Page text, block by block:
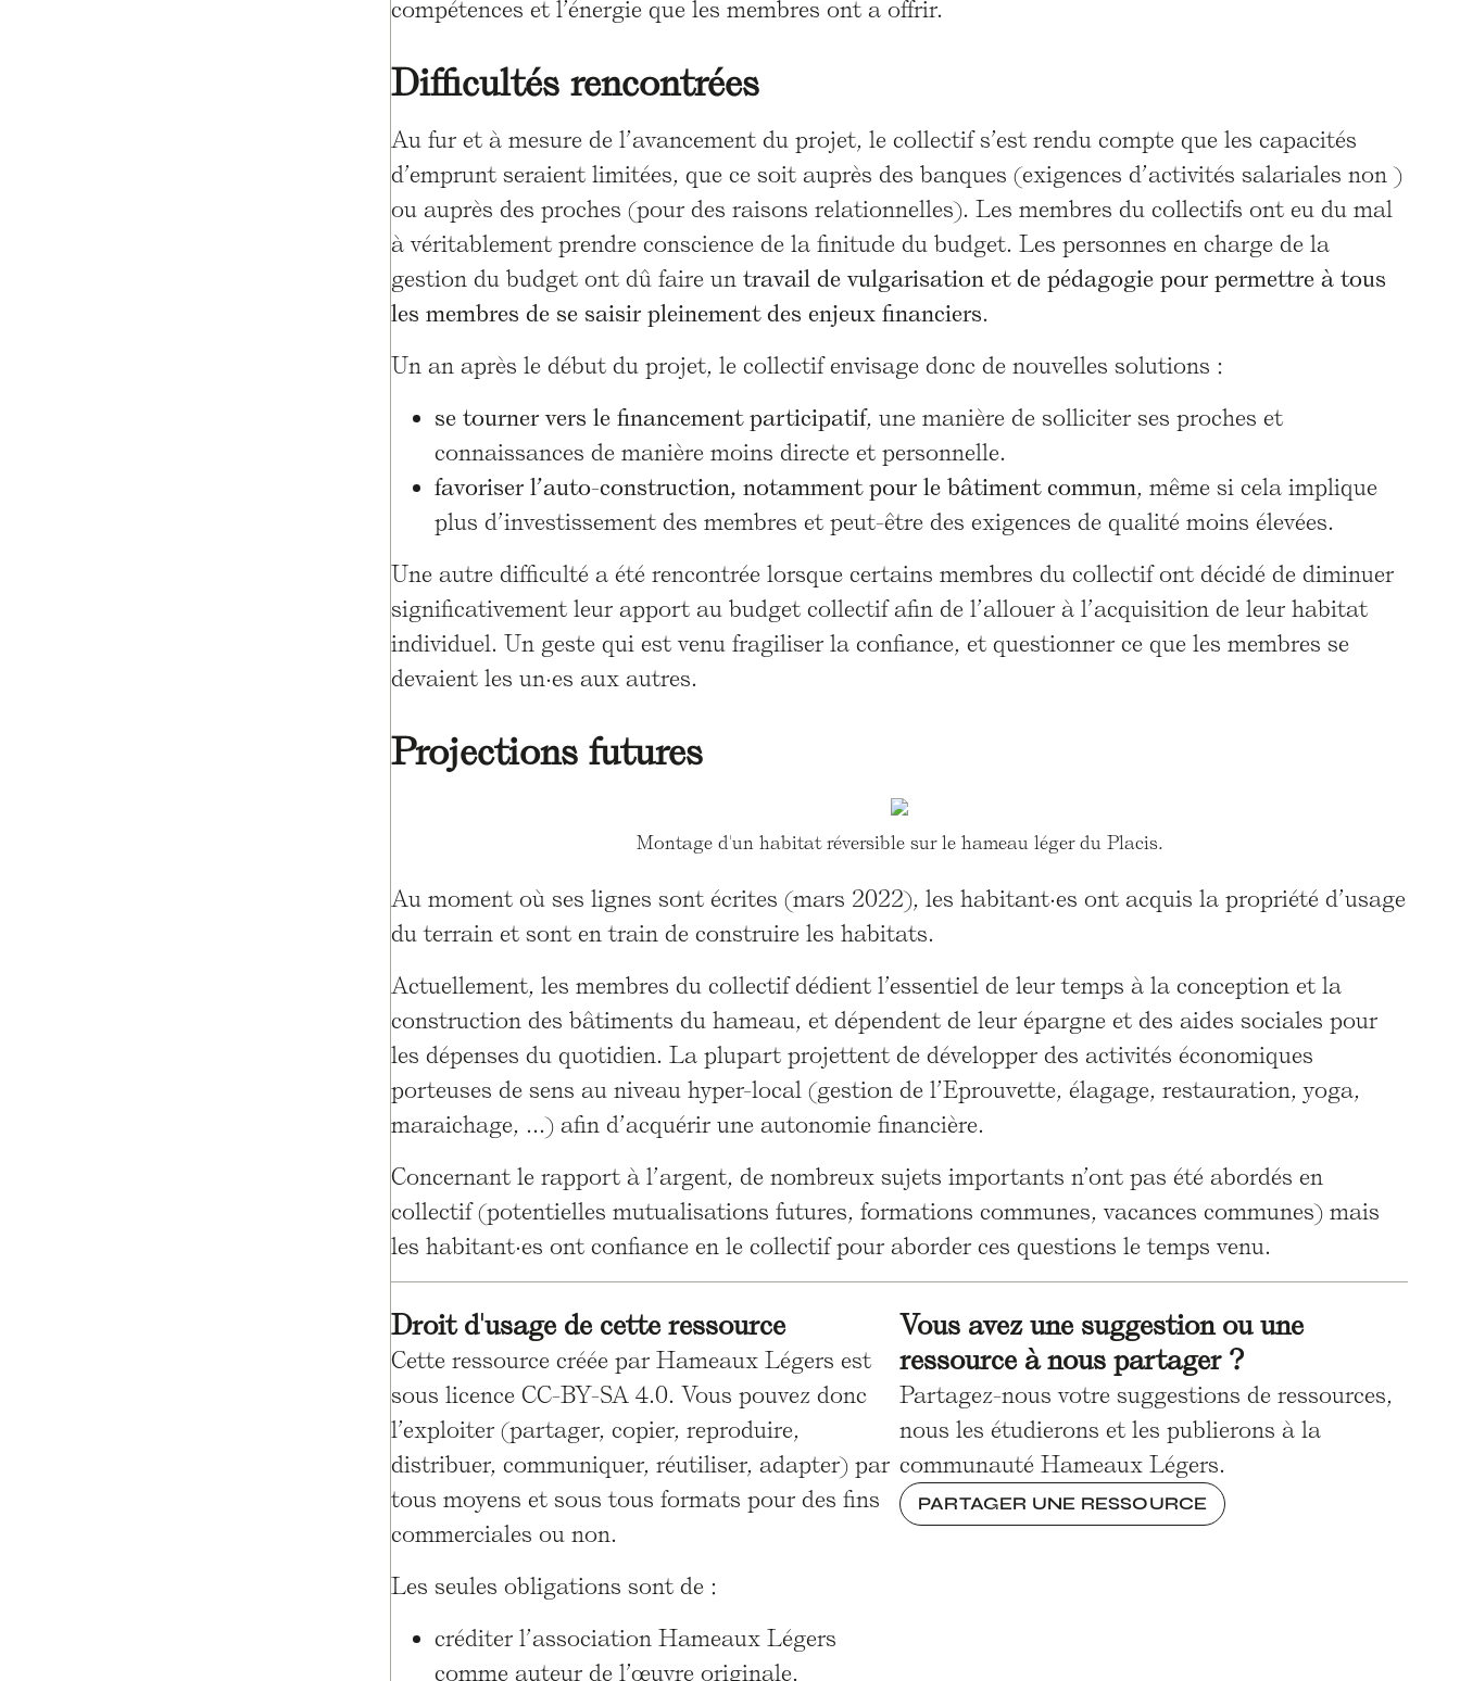
compétences et l’énergie que les membres ont a offrir.
Difficultés rencontrées
Au fur et à mesure de l’avancement du projet, le collectif s’est rendu compte que les capacités
d’emprunt seraient limitées, que ce soit auprès des banques (exigences d’activités salariales non )
ou auprès des proches (pour des raisons relationnelles). Les membres du collectifs ont eu du mal
à véritablement prendre conscience de la finitude du budget. Les personnes en charge de la
gestion du budget ont dû faire un travail de vulgarisation et de pédagogie pour permettre à tous
les membres de se saisir pleinement des enjeux financiers.
Un an après le début du projet, le collectif envisage donc de nouvelles solutions :
se tourner vers le financement participatif, une manière de solliciter ses proches et
connaissances de manière moins directe et personnelle.
favoriser l’auto-construction, notamment pour le bâtiment commun, même si cela implique
plus d’investissement des membres et peut-être des exigences de qualité moins élevées.
Une autre difficulté a été rencontrée lorsque certains membres du collectif ont décidé de diminuer
significativement leur apport au budget collectif afin de l’allouer à l’acquisition de leur habitat
individuel. Un geste qui est venu fragiliser la confiance, et questionner ce que les membres se
devaient les un·es aux autres.
Projections futures
Montage d'un habitat réversible sur le hameau léger du Placis.
Au moment où ses lignes sont écrites (mars 2022), les habitant·es ont acquis la propriété d’usage
du terrain et sont en train de construire les habitats.
Actuellement, les membres du collectif dédient l’essentiel de leur temps à la conception et la
construction des bâtiments du hameau, et dépendent de leur épargne et des aides sociales pour
les dépenses du quotidien. La plupart projettent de développer des activités économiques
porteuses de sens au niveau hyper-local (gestion de l’Eprouvette, élagage, restauration, yoga,
maraichage, ...) afin d’acquérir une autonomie financière.
Concernant le rapport à l’argent, de nombreux sujets importants n’ont pas été abordés en
collectif (potentielles mutualisations futures, formations communes, vacances communes) mais
les habitant·es ont confiance en le collectif pour aborder ces questions le temps venu.
Droit d'usage de cette ressource
Cette ressource créée par Hameaux Légers est
sous licence CC-BY-SA 4.0. Vous pouvez donc
l’exploiter (partager, copier, reproduire,
distribuer, communiquer, réutiliser, adapter) par
tous moyens et sous tous formats pour des fins
commerciales ou non.
Les seules obligations sont de :
créditer l’association Hameaux Légers
comme auteur de l’œuvre originale,
Vous avez une suggestion ou une
ressource à nous partager ?
Partagez-nous votre suggestions de ressources,
nous les étudierons et les publierons à la
communauté Hameaux Légers.
PARTAGER UNE RESSOURCE